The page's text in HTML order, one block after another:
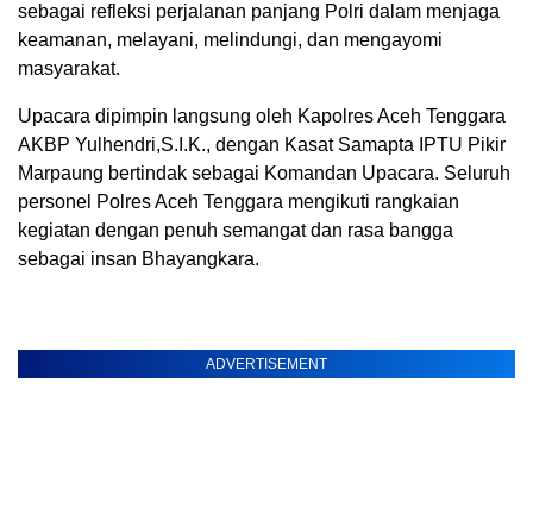
sebagai refleksi perjalanan panjang Polri dalam menjaga
keamanan, melayani, melindungi, dan mengayomi
masyarakat.
Upacara dipimpin langsung oleh Kapolres Aceh Tenggara
AKBP Yulhendri,S.I.K., dengan Kasat Samapta IPTU Pikir
Marpaung bertindak sebagai Komandan Upacara. Seluruh
personel Polres Aceh Tenggara mengikuti rangkaian
kegiatan dengan penuh semangat dan rasa bangga
sebagai insan Bhayangkara.
ADVERTISEMENT